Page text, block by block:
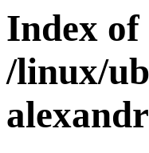
Index of
/linux/